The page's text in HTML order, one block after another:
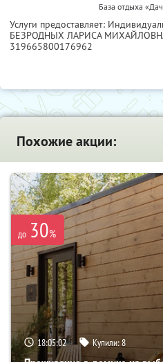
База отдыха
Услуги предоставляет:
БЕЗРОДНЫХ ЛАРИСА
319665800176962
Похожие акции:
до 30%
18:05:01 Купили:8